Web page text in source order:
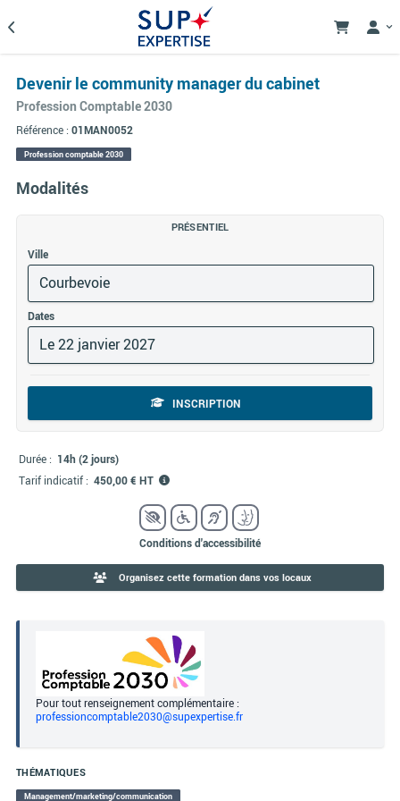
Pour tout renseignement complémentaire :
professioncomptable2030@supexpertise.fr
THÉMATIQUES
Management/marketing/communication
Devenir le community manager du cabinet
Profession Comptable 2030
Référence : 01MAN0052
Profession comptable 2030
Modalités
PRÉSENTIEL
Ville
Courbevoie
Dates
Le 22 janvier 2027
INSCRIPTION
Durée : 14h (2 jours)
Tarif indicatif : 450,00 € HT
Conditions d'accessibilité
Organisez cette formation dans vos locaux